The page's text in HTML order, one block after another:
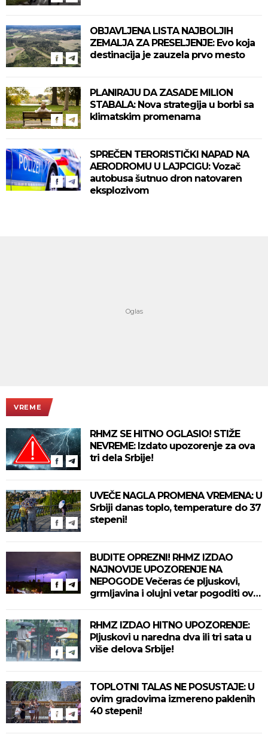
OBJAVLJENA LISTA NAJBOLJIH
ZEMALJA ZA PRESELJENJE: Evo koja
destinacija je zauzela prvo mesto
PLANIRAJU DA ZASADE MILION
STABALA: Nova strategija u borbi sa
klimatskim promenama
SPREČEN TERORISTIČKI NAPAD NA
AERODROMU U LAJPCIGU: Vozač
autobusa šutnuo dron natovaren
eksplozivom
VREME
RHMZ SE HITNO OGLASIO! STIŽE
NEVREME: Izdato upozorenje za ova
tri dela Srbije!
UVEČE NAGLA PROMENA VREMENA: U
Srbiji danas toplo, temperature do 37
stepeni!
BUDITE OPREZNI! RHMZ IZDAO
NAJNOVIJE UPOZORENJE NA
NEPOGODE Večeras će pljuskovi,
grmljavina i olujni vetar pogoditi ove
RHMZ IZDAO HITNO UPOZORENJE:
Pljuskovi u naredna dva ili tri sata u
više delova Srbije!
TOPLOTNI TALAS NE POSUSTAJE: U
ovim gradovima izmereno paklenih
40 stepeni!